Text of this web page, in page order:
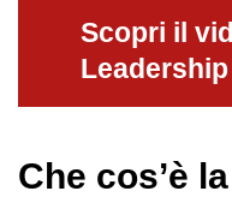
Scopri il
Leadership
Che cos’è